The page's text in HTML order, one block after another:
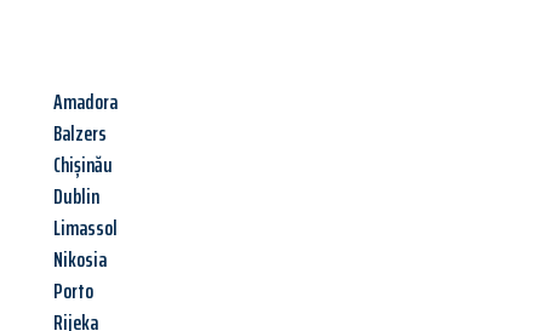
Amadora
Balzers
Chișinău
Dublin
Limassol
Nikosia
Porto
Rijeka